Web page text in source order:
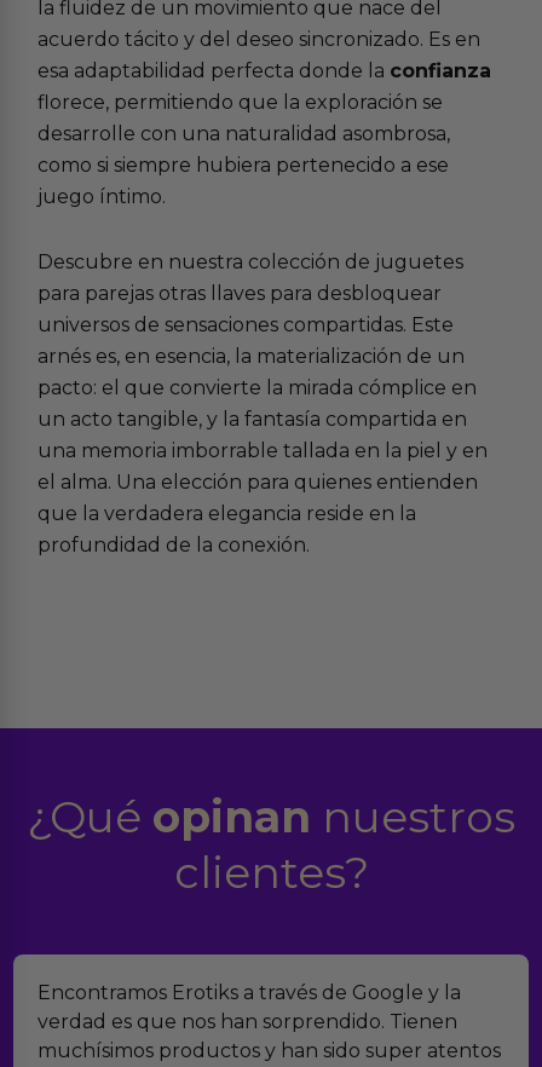
la fluidez de un movimiento que nace del
acuerdo tácito y del deseo sincronizado. Es en
esa adaptabilidad perfecta donde la confianza
florece, permitiendo que la exploración se
desarrolle con una naturalidad asombrosa,
como si siempre hubiera pertenecido a ese
juego íntimo.
Descubre en nuestra colección de juguetes
para parejas otras llaves para desbloquear
universos de sensaciones compartidas. Este
arnés es, en esencia, la materialización de un
pacto: el que convierte la mirada cómplice en
un acto tangible, y la fantasía compartida en
una memoria imborrable tallada en la piel y en
el alma. Una elección para quienes entienden
que la verdadera elegancia reside en la
profundidad de la conexión.
¿Qué opinan nuestros
clientes?
Encontramos Erotiks a través de Google y la
verdad es que nos han sorprendido. Tienen
muchísimos productos y han sido super atentos